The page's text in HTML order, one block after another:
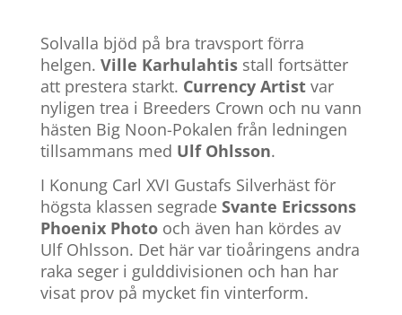
Solvalla bjöd på bra travsport förra
helgen. Ville Karhulahtisstall fortsätter
att prestera starkt. Currency Artistvar
nyligen trea i Breeders Crown och nu vann
hästen Big Noon-Pokalen från ledningen
tillsammans med Ulf Ohlsson.
I Konung Carl XVI Gustafs Silverhäst för
högsta klassen segrade Svante Ericssons
Phoenix Photooch även han kördes av
Ulf Ohlsson. Det här var tioåringens andra
raka seger i gulddivisionen och han har
visat prov på mycket fin vinterform.